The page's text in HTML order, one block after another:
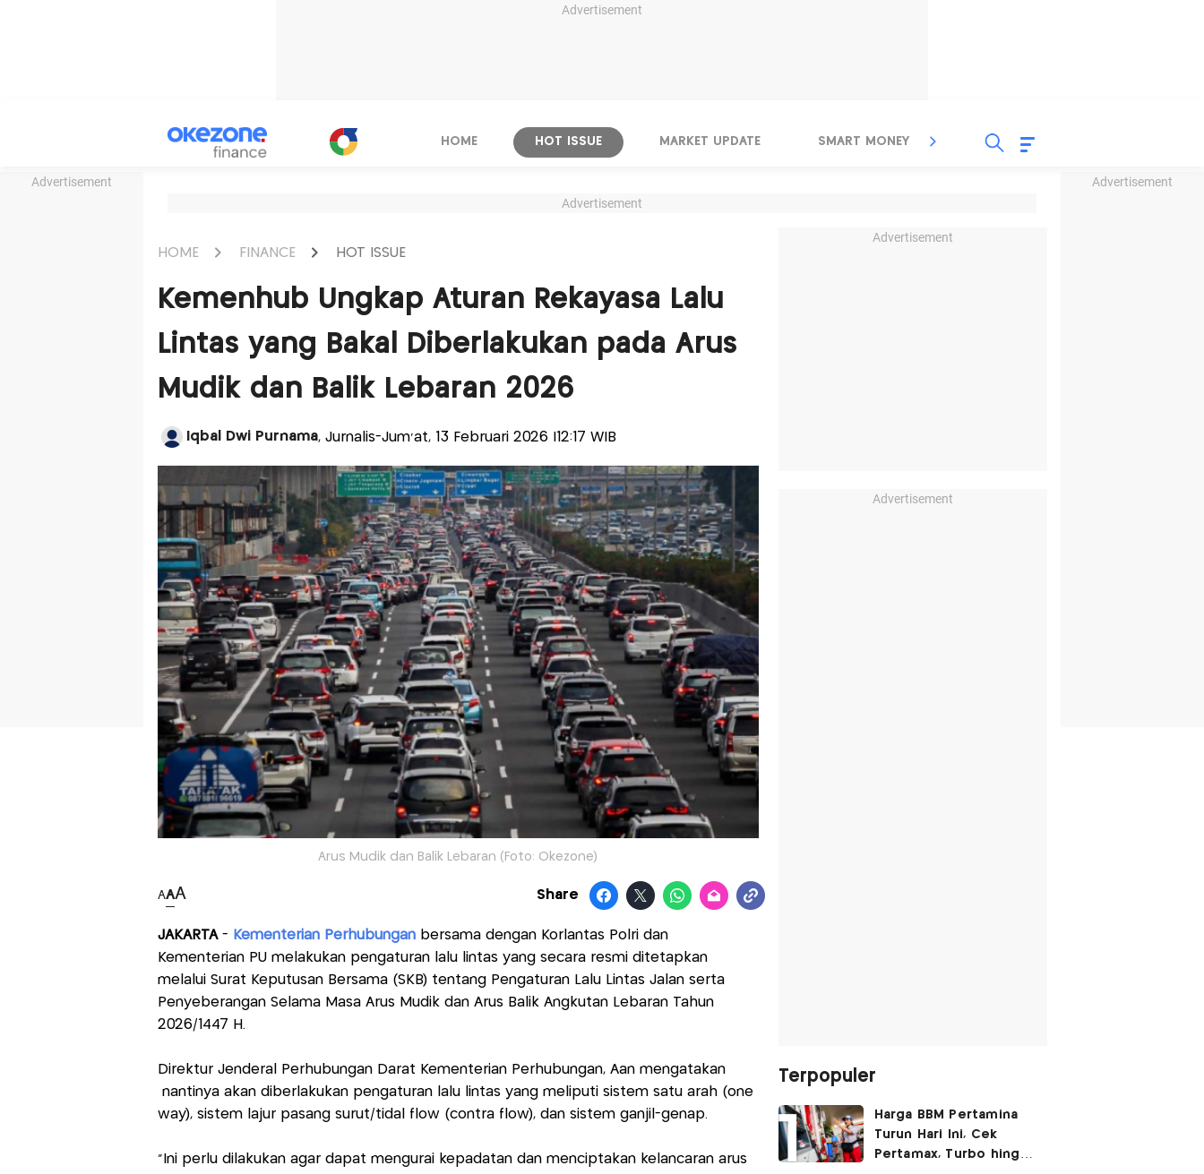
Advertisement
Advertisement Advertisement
HOME HOT ISSUE MARKET UPDATE SMART MONEY INSPIRASI BISNIS
Advertisement
HOME FINANCE HOT ISSUE
Kemenhub Ungkap Aturan Rekayasa Lalu
Lintas yang Bakal Diberlakukan pada Arus
Mudik dan Balik Lebaran 2026
Iqbal Dwi Purnama, Jurnalis-Jum'at, 13 Februari 2026 |12:17 WIB
Arus Mudik dan Balik Lebaran (Foto: Okezone)
AAA Share
JAKARTA- Kementerian Perhubunganbersama dengan Korlantas Polri dan
Kementerian PU melakukan pengaturan lalu lintas yang secara resmi ditetapkan
melalui Surat Keputusan Bersama (SKB) tentang Pengaturan Lalu Lintas Jalan serta
Penyeberangan Selama Masa Arus Mudik dan Arus Balik Angkutan Lebaran Tahun
2026/1447 H.
Direktur Jenderal Perhubungan Darat Kementerian Perhubungan, Aan mengatakan
nantinya akan diberlakukan pengaturan lalu lintas yang meliputi sistem satu arah (one
way), sistem lajur pasang surut/tidal flow (contra flow), dan sistem ganjil-genap.
"Ini perlu dilakukan agar dapat mengurai kepadatan dan menciptakan kelancaran arus
Advertisement
Advertisement
Terpopuler
Harga BBM Pertamina
Turun Hari Ini, Cek
Pertamax, Turbo hingga